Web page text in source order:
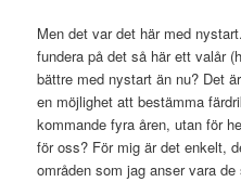
Men det var det här med
fundera på det så här ett valår
bättre med nystart än nu? Det
en möjlighet att bestämma
kommande fyra åren, utan för
för oss? För mig är det enkelt,
områden som jag anser vara